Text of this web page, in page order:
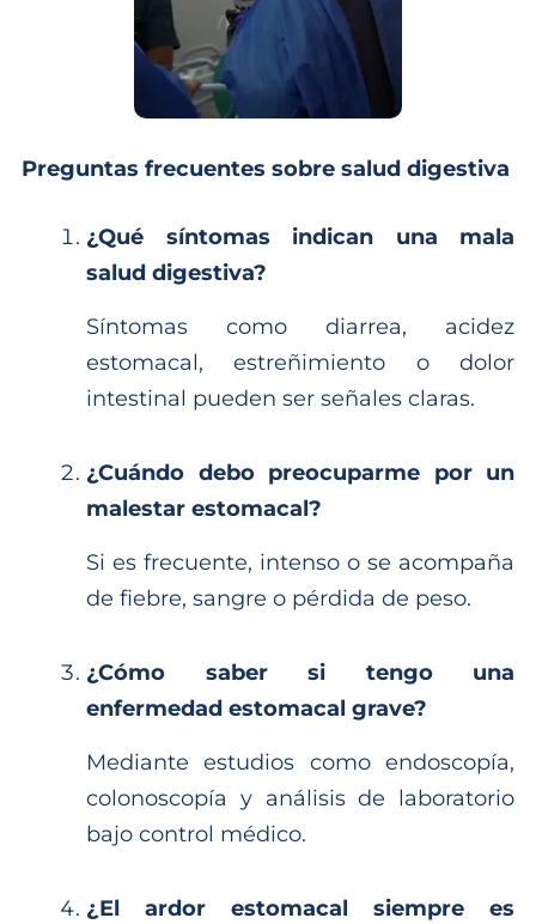
Preguntas frecuentes sobre salud digestiva
¿Qué síntomas indican una mala
salud digestiva?
Síntomas como diarrea, acidez
estomacal, estreñimiento o dolor
intestinal pueden ser señales claras.
¿Cuándo debo preocuparme por un
malestar estomacal?
Si es frecuente, intenso o se acompaña
de fiebre, sangre o pérdida de peso.
¿Cómo saber si tengo una
enfermedad estomacal grave?
Mediante estudios como endoscopía,
colonoscopía y análisis de laboratorio
bajo control médico.
¿El ardor estomacal siempre es